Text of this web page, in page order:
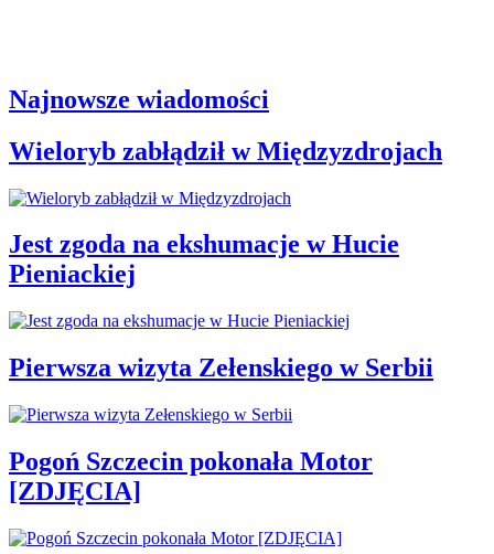
Najnowsze wiadomości
Wieloryb zabłądził w Międzyzdrojach
Jest zgoda na ekshumacje w Hucie
Pieniackiej
Pierwsza wizyta Zełenskiego w Serbii
Pogoń Szczecin pokonała Motor
[ZDJĘCIA]